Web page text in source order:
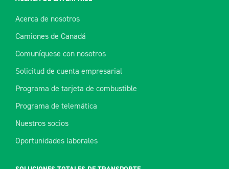
Acerca de nosotros
Camiones de Canadá
Comuníquese con nosotros
Solicitud de cuenta empresarial
Programa de tarjeta de combustible
Programa de telemática
Nuestros socios
Oportunidades laborales